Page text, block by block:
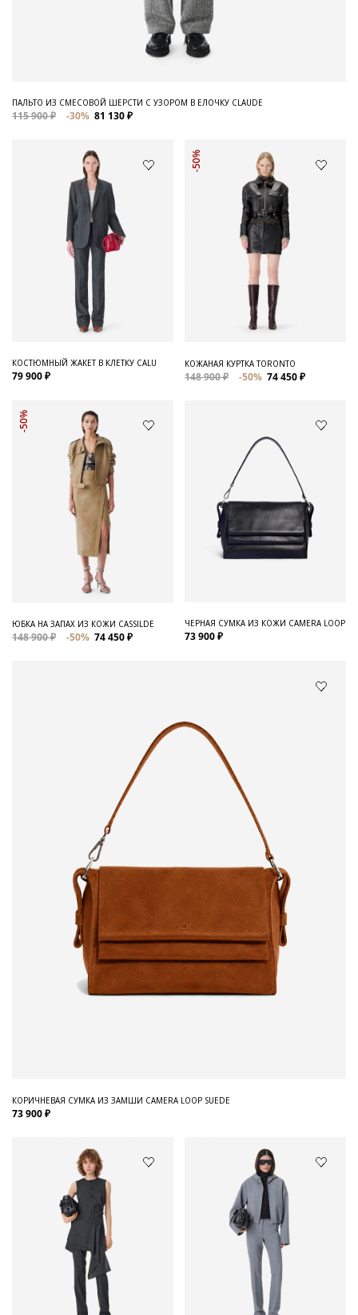
ПАЛЬТО ИЗ СМЕСОВОЙ ШЕРСТИ С УЗОРОМ В ЕЛОЧКУ CLAUDE
115 900 ₽ -30% 81 130 ₽
КОСТЮМНЫЙ ЖАКЕТ В КЛЕТКУ CALU
79 900 ₽
-50%
КОЖАНАЯ КУРТКА TORONTO
148 900 ₽ -50% 74 450 ₽
-50%
ЮБКА НА ЗАПАХ ИЗ КОЖИ CASSILDE
148 900 ₽ -50% 74 450 ₽
ЧЕРНАЯ СУМКА ИЗ КОЖИ CAMERA LOOP
73 900 ₽
КОРИЧНЕВАЯ СУМКА ИЗ ЗАМШИ CAMERA LOOP SUEDE
73 900 ₽